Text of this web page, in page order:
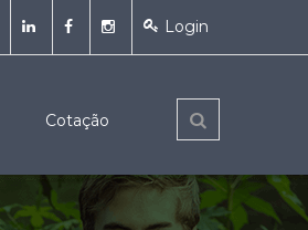
Login
Cotação